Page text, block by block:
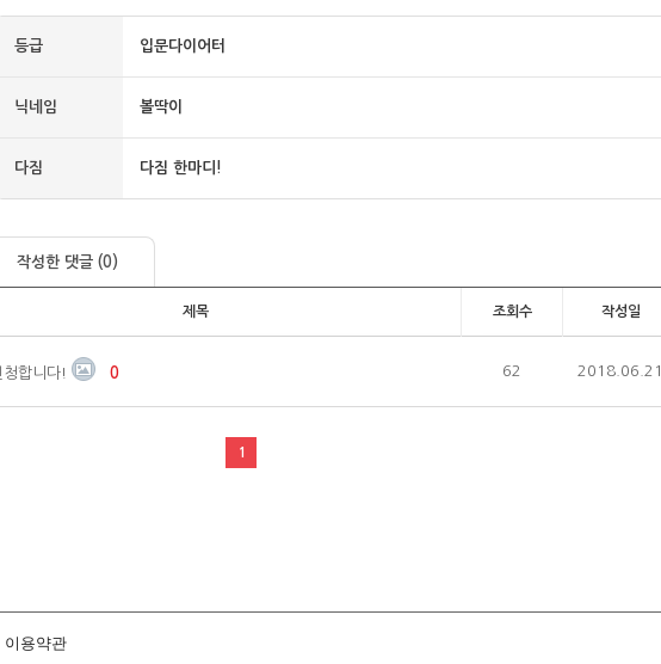
등급 입문다이어터
닉네임 볼딱이
다짐 다짐 한마디!
작성한 댓글 (0)
제목 조회수 작성일
청합니다! 0 62 2018.06.21
1
이용약관